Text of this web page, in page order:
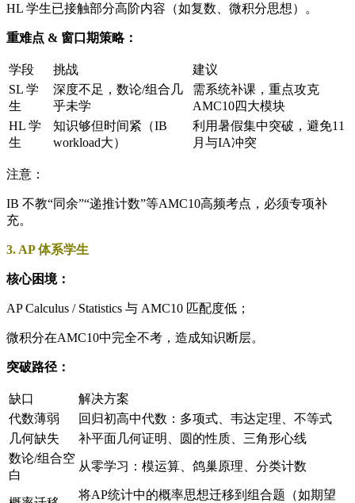
HL 学生已接触部分高阶内容（如复数、微积分思想）。
重难点 & 窗口期策略：
学段 挑战
建议
SL 学
生
深度不足，数论/组合几
乎未学
需系统补课，重点攻克
AMC10四大模块
HL 学
生
知识够但时间紧（IB
workload大）
利用暑假集中突破，避免11
月与IA冲突
注意：
IB 不教“同余”“递推计数”等AMC10高频考点，必须专项补
充。
3. AP 体系学生
核心困境：
AP Calculus / Statistics 与 AMC10 匹配度低；
微积分在AMC10中完全不考，造成知识断层。
突破路径：
缺口
解决方案
代数薄弱
回归初高中代数：多项式、韦达定理、不等式
几何缺失
补平面几何证明、圆的性质、三角形心线
数论/组合空
白
从零学习：模运算、鸽巢原理、分类计数
将AP统计中的概率思想迁移到组合题（如期望